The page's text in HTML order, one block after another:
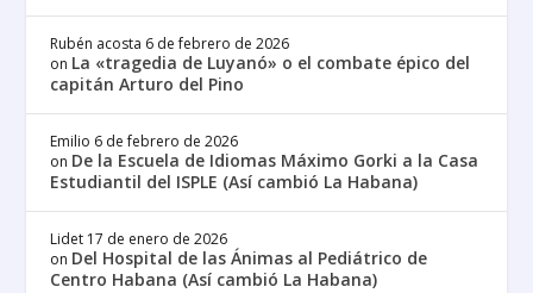
Rubén acosta 6 de febrero de 2026
on La «tragedia de Luyanó» o el combate épico del
capitán Arturo del Pino
Emilio 6 de febrero de 2026
on De la Escuela de Idiomas Máximo Gorki a la Casa
Estudiantil del ISPLE (Así cambió La Habana)
Lidet 17 de enero de 2026
on Del Hospital de las Ánimas al Pediátrico de
Centro Habana (Así cambió La Habana)